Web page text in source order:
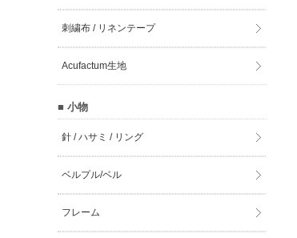
刺繍布 / リネンテープ
Acufactum生地
■ 小物
針 / ハサミ / リング
ベルプル/ベル
フレーム